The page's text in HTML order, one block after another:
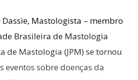
Dassie, Mastologista – membro
Brasileira de Mastologia
de Mastologia (JPM) se tornou
sobre doenças da